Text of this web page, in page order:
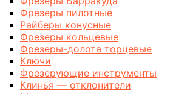
Фрезеры пилотные
Райберы конусные
Фрезеры кольцевые
Фрезеры-долота торцевые
Ключи
Фрезерующие инструменты
Клинья — отклонители